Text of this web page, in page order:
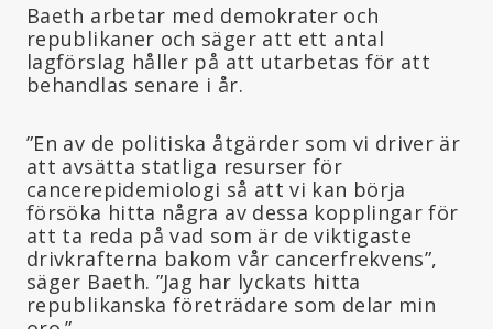
Baeth arbetar med demokrater och
republikaner och säger att ett antal
lagförslag håller på att utarbetas för att
behandlas senare i år.
”En av de politiska åtgärder som vi driver är
att avsätta statliga resurser för
cancerepidemiologi så att vi kan börja
försöka hitta några av dessa kopplingar för
att ta reda på vad som är de viktigaste
drivkrafterna bakom vår cancerfrekvens”,
säger Baeth. ”Jag har lyckats hitta
republikanska företrädare som delar min